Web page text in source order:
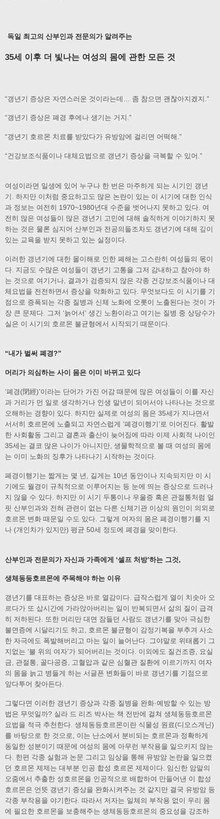
독일 최고의 산부인과 전문의가 알려주는
35세 이후 더 빛나는 여성의 몸에 관한 모든 것
“갱년기 증상은 자연스러운 것이라는데… 좀 참으면 괜찮아지겠지.”
“갱년기 증상은 폐경 후에나 생기는 거지.”
“갱년기 호르몬 치료를 받았다가 유방암에 걸리면 어떡해.”
“건강보조식품이나 대체요법으로 갱년기 증상을 극복할 수 있어.”
여성이라면 일생에 있어 누구나 한 번은 마주하게 되는 시기인 갱년
기. 하지만 이처럼 중요하고도 많은 논란이 있는 이 시기에 대한 인식
과 정보는 여전히 1970~1980년대 수준을 벗어나지 못하고 있다. 여
전히 많은 여성들이 많은 갱년기 고민에 대해 솔직하게 이야기하지 못
하는 것은 물론 심지어 산부인과 전공의들조차도 갱년기에 대해 깊이
있는 교육을 받지 못하고 있는 실정이다.
이러한 갱년기에 대한 몰이해로 인한 폐해는 고스란히 여성들의 몫이
다. 지금도 수많은 여성들이 갱년기 고통을 그저 감내하고 참아야 하
는 것으로 여기거나, 결과가 검증되지 않은 각종 건강보조식품이나 대
체요법을 전전하면서 증상을 악화하고 있다. 무엇보다도 이 시기를 기
점으로 증폭되는 각종 질병과 신체 노화에 오롯이 노출된다는 것이 가
장 큰 문제다. 그저 ‘늙어서’ 생긴 노환이라고 여기는 질병 중 상당수가
실은 이 시기의 호르몬 불균형에서 시작되기 때문이다.
“내가 벌써 폐경?”
머리가 의심하는 사이 몸은 이미 바뀌고 있다
‘폐경(閉經)’이라는 단어가 가진 어감 때문에 많은 여성들이 이를 자신
과 거리가 먼 일로 생각하거나 인생 말년이 되어서야 나타나는 것으로
오해하는 경향이 있다. 하지만 실제로 여성의 몸은 35세가 지나면서
서서히 호르몬에 노출되고 자연스럽게 ‘폐경이행기’로 이어진다. 활발
한 사회활동 그리고 결혼과 출산이 늦어짐에 따라 이제 사회적 나이인
35세는 결코 많은 나이가 아니지만, 생물학적으로 볼 때 여성의 몸에
는 이미 노화의 징후가 나타나기 시작하는 것이다.
폐경이행기는 짧게는 몇 년, 길게는 10년 동안이나 지속되지만 이 시
기에도 월경이 규칙적으로 이루어지는 등 눈에 띄는 증상으로 드러나
지 않을 수 있다. 하지만 이 시기 두통이나 우울증 혹은 관절통처럼 얼
핏 산부인과와 전혀 관련이 없는 다른 신체기관 이상의 원인이 의외로
호르몬 변화 때문일 수도 있다. 그렇게 여자의 몸은 폐경이행기를 지
나 (개인차가 있지만) 평균 50세 정도에 폐경을 맞이한다.
산부인과 전문의가 자신과 가족에게 ‘셀프 처방’하는 그것,
생체동등호르몬에 주목해야 하는 이유
갱년기를 대표하는 증상은 바로 열감이다. 급작스럽게 열이 치솟아 오
르다가 또 삽시간에 가라앉아버리는 일이 반복되면서 삶의 질이 급격
히 저하된다. 또한 머리만 대면 잠들던 사람도 갱년기를 맞아 극심한
불면증에 시달리기도 하고, 호르몬 불균형이 감정기복을 부추겨 사소
한 자극에도 폭발해버리고 마는 일이 늘어난다. 그야말로 위태롭기 그
지없는 ‘불 위의 여자’가 되어버리는 것이다. 이외에도 질건조증, 요실
금, 관절통, 골다공증, 고혈압과 같은 심혈관 질환에 이르기까지 여자
의 몸을 늙고 병들게 하는 서글픈 변화들이 바로 갱년기를 기점으로
앞다투어 찾아든다.
그렇다면 이러한 갱년기 증상과 각종 질병을 완화·예방할 수 있는 방
법은 무엇일까? 실라 드 리즈 박사는 책 전반에 걸쳐 생체동등호르몬
요법을 적극 추천한다. 생체동등호르몬이란 식물성 원료(디오스게닌)
를 바탕으로 한 것으로, 이는 난소에서 분비되는 호르몬과 정확하게
동일한 성분이기 때문에 여성의 몸에 아무런 부작용을 일으키지 않는
다. 한편 각종 실험과 논문 그리고 임상을 통해 유방암 논란을 일으켰
던 호르몬 제제는 대부분 인공 합성 호르몬 제제이다. 임신한 암말의
오줌에서 추출한 성호르몬을 인공적으로 배합하여 만들어낸 이 합성
호르몬은 언뜻 갱년기 증상을 완화시켜주는 것 같지만 결국 유방암 등
각종 부작용을 야기한다. 따라서 저자는 일체의 부작용 없이 우리 몸
에 필요한 호르몬을 보충해주는 생체동등호르몬의 중요성을 강조하